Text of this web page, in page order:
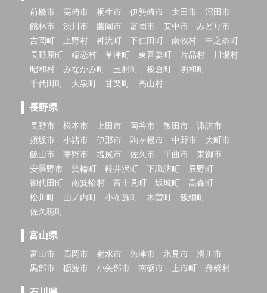
前橋市 高崎市 桐生市 伊勢崎市 太田市
沼田市
館林市
渋川市 藤岡市 富岡市 安中市
みどり市
吉岡町
上野村 神流町 下仁田町 南牧村
中之条町
長野原町
嬬恋村 草津町 東吾妻町 片品村
川場村
昭和村
みなかみ町 玉村町 板倉町
明和町
千代田町
大泉町 甘楽町 高山村
長野県
長野市 松本市 上田市 岡谷市 飯田市
諏訪市
須坂市
小諸市 伊那市 駒ヶ根市 中野市
大町市
飯山市
茅野市 塩尻市 佐久市 千曲市
東御市
安曇野市
箕輪町 軽井沢町 下諏訪町
辰野町
御代田町
南箕輪村 富士見町 坂城町
高森町
松川町
山ノ内町 小布施町 木曽町
飯綱町
佐久穂町
富山県
富山市 高岡市 射水市 魚津市 氷見市
滑川市
黒部市
砺波市 小矢部市 南砺市 上市町 舟橋村